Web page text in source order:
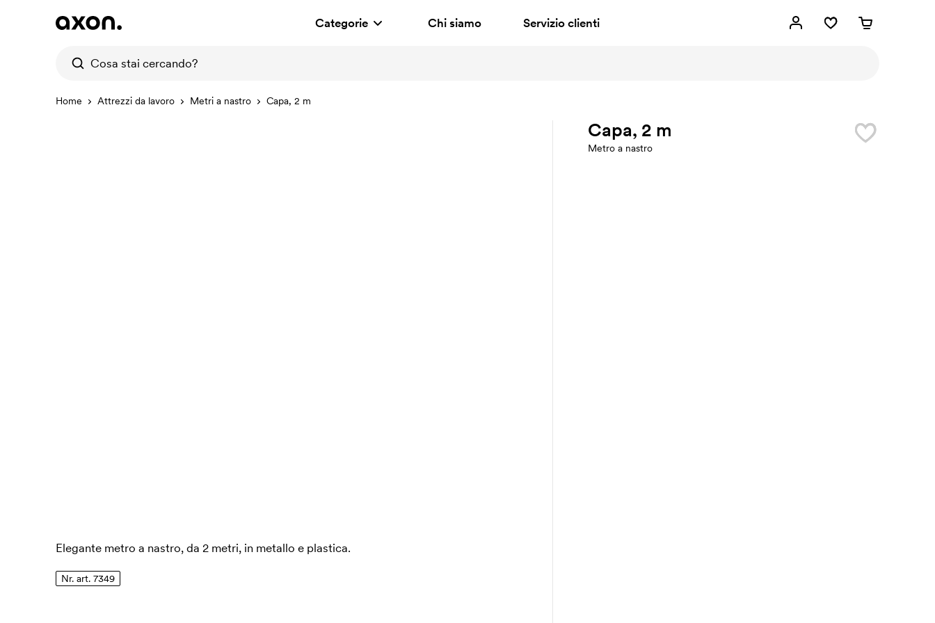
Categorie Chi siamo Servizio clienti
Home Attrezzi da lavoro Metri a nastro Capa, 2 m
Capa, 2 m
Metro a nastro
Elegante metro a nastro, da 2 metri, in metallo e plastica.
Nr. art. 7349